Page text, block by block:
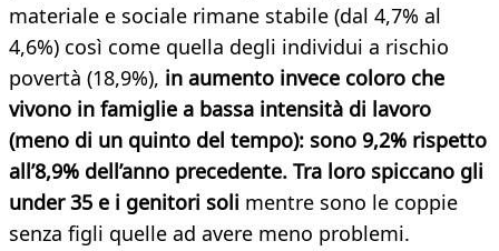
materiale e sociale rimane stabile (dal 4,7% al
4,6%) così come quella degli individui a rischio
povertà (18,9%), in aumento invece coloro che
vivono in famiglie a bassa intensità di lavoro
(meno di un quinto del tempo): sono 9,2% rispetto
all’8,9% dell’anno precedente. Tra loro spiccano gli
under 35 e i genitori soli mentre sono le coppie
senza figli quelle ad avere meno problemi.